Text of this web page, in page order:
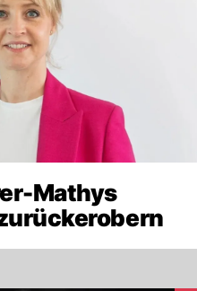
Mathys